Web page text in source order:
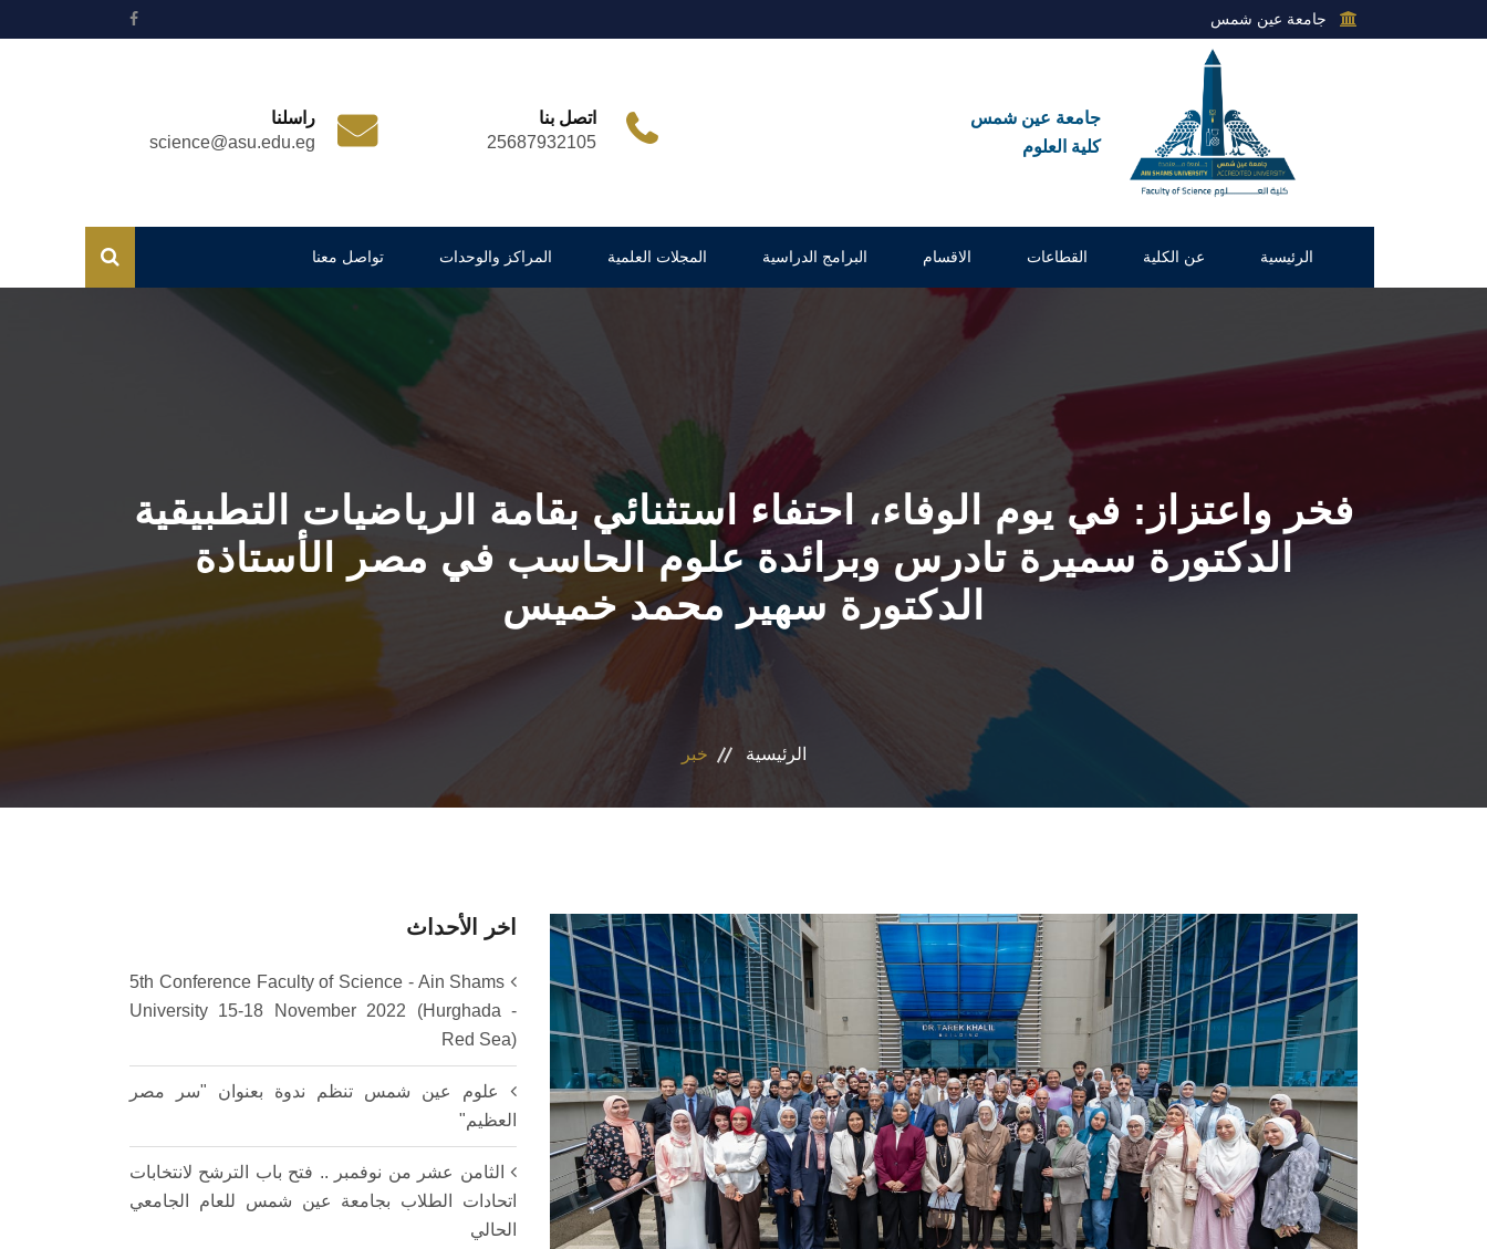
جامعة عين شمس
جامعة عين شمس
كلية العلوم
اتصل بنا
25687932105
راسلنا
science@asu.edu.eg
الرئيسية عن الكلية القطاعات الاقسام البرامج الدراسية المجلات العلمية المراكز والوحدات تواصل معنا
فخر واعتزاز: في يوم الوفاء، احتفاء استثنائي بقامة الرياضيات التطبيقية
الدكتورة سميرة تادرس وبرائدة علوم الحاسب في مصر الأستاذة
الدكتورة سهير محمد خميس
الرئيسية خبر
اخر الأحداث
5th Conference Faculty of Science - Ain Shams
University 15-18 November 2022 (Hurghada -
Red Sea)
علوم عين شمس تنظم ندوة بعنوان "سر مصر
العظيم"
الثامن عشر من نوفمبر .. فتح باب الترشح لانتخابات
اتحادات الطلاب بجامعة عين شمس للعام الجامعي
الحالي